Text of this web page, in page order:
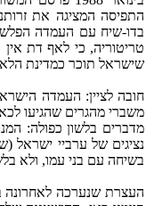
התפיסה המציגה את
בדו-שיח עם העמדה
טריטוריה, כי לאף דת
שישראל תוכר כמדינת
חובה לציין: העמדה
משברי מהגרים שהגיעו
מדברים בלשון כפולה:
נציגים של ערביי ישראל
בשיחה עם בני עמו, ולא
העצרת שנערכה